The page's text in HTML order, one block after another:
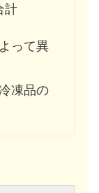
って異
凍品の